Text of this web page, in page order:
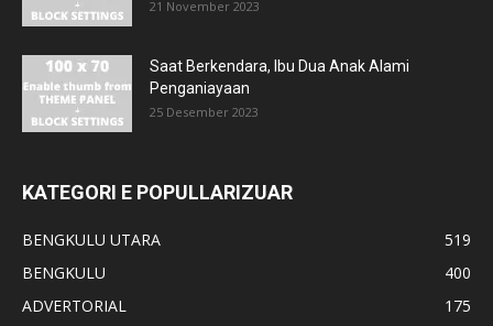
21 November 2023
Saat Berkendara, Ibu Dua Anak Alami
Penganiayaan
25 Desember 2023
KATEGORI E POPULLARIZUAR
BENGKULU UTARA
519
BENGKULU
400
ADVERTORIAL
175